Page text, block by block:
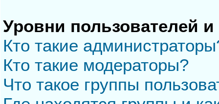
Уровни пользователей
Кто такие
Кто такие модераторы?
Что такое группы